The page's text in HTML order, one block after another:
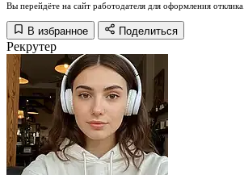
Вы перейдёте на сайт работодателя для оформления отклика.
В избранное Поделиться
Рекрутер